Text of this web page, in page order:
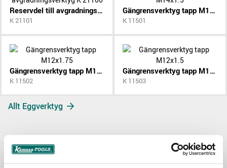
Reservdel till avgradningsverktyg K 21100
K 21101
Gängrensverktyg tapp M14x1.5
K 11501
Gängrensverktyg tapp M12x1.75
K 11502
Gängrensverktyg tapp M12x1.5
K 11503
Allt Eggverktyg